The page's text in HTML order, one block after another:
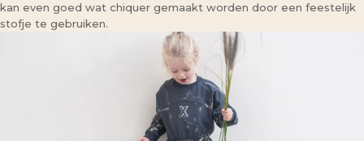
kan even goed wat chiquer gemaakt worden door een feestelijk
stofje te gebruiken.